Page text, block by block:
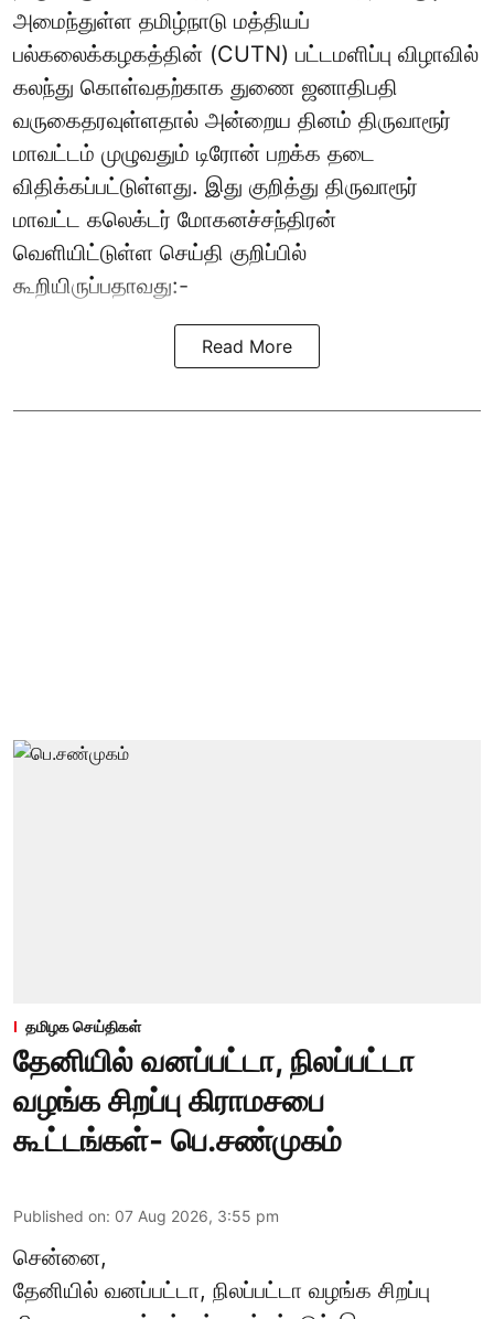
அமைந்துள்ள தமிழ்நாடு மத்தியப்
பல்கலைக்கழகத்தின் (CUTN) பட்டமளிப்பு விழாவில்
கலந்து கொள்வதற்காக துணை ஜனாதிபதி
வருகைதரவுள்ளதால் அன்றைய தினம் திருவாரூர்
மாவட்டம் முழுவதும் டிரோன் பறக்க தடை
விதிக்கப்பட்டுள்ளது. இது குறித்து திருவாரூர்
மாவட்ட கலெக்டர் மோகனச்சந்திரன்
வெளியிட்டுள்ள செய்தி குறிப்பில்
கூறியிருப்பதாவது:-
Read More
தமிழக செய்திகள்
தேனியில் வனப்பட்டா, நிலப்பட்டா
வழங்க சிறப்பு கிராமசபை
கூட்டங்கள்- பெ.சண்முகம்
Published on: 07 Aug 2026, 3:55 pm
சென்னை,
தேனியில் வனப்பட்டா, நிலப்பட்டா வழங்க சிறப்பு